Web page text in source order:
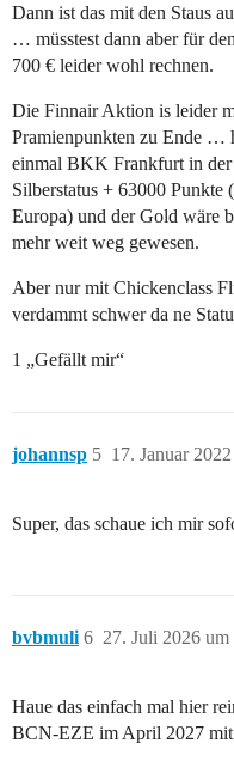
Dann ist das mit den Staus
… müsstest dann aber für
700 € leider wohl rechnen.
Die Finnair Aktion is leider
Pramienpunkten zu Ende …
einmal BKK Frankfurt in
Silberstatus + 63000
Europa) und der Gold wäre
mehr weit weg gewesen.
Aber nur mit Chickenclass
verdammt schwer da ne
1 „Gefällt mir“
johannsp 17. Januar
5
Super, das schaue ich mir
bvbmuli 27. Juli 2026 um
6
Haue das einfach mal hier
BCN-EZE im April 2027